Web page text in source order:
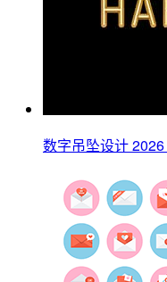
数字吊坠设计